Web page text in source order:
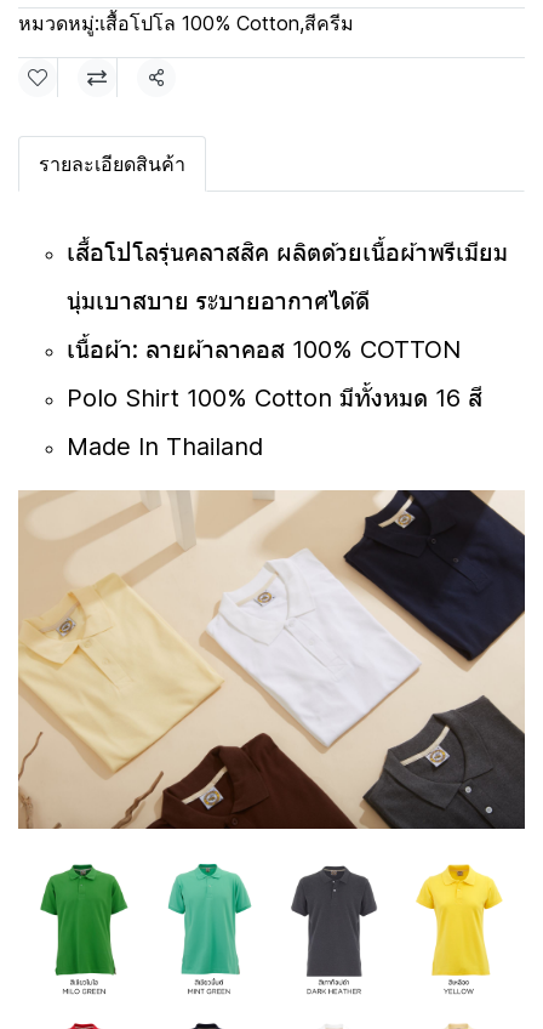
หมวดหมู่:เสื้อโปโล 100% Cotton,สีครีม
แชร์
รายละเอียดสินค้า
เสื้อโปโลรุ่นคลาสสิค ผลิตด้วยเนื้อผ้าพรีเมียม
นุ่มเบาสบาย ระบายอากาศได้ดี
เนื้อผ้า: ลายผ้าลาคอส 100% COTTON
Polo Shirt 100% Cotton มีทั้งหมด 16 สี
Made In Thailand